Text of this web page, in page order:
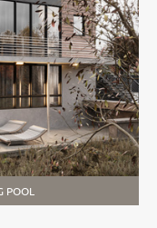
POOL